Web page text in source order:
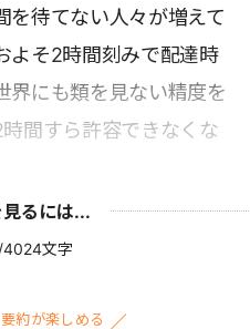
を待てない人々が増えて
よそ2時間刻みで配達時
界にも類を見ない精度を
間すら許容できなくな
るには...
文字
約が楽しめる